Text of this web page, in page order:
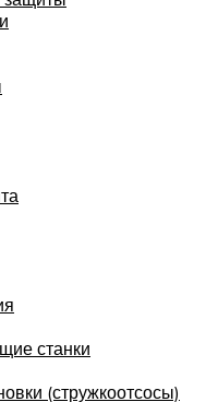
станки
(стружкоотсосы)